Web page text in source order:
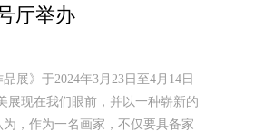
厅举办
展》于2024年3月23日至4月14日
展现在我们眼前，并以一种崭新的
，作为一名画家，不仅要具备家